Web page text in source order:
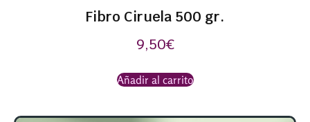
Fibro Ciruela 500 gr.
9,50€
Añadir al carrito